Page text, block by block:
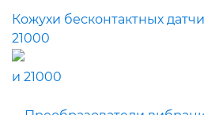
Кожухи бесконтактных
21000